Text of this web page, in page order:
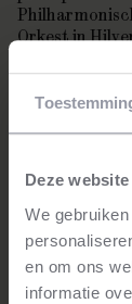
Deze
We
en om ons
informatie
Orkest in
Stay
Subscribe